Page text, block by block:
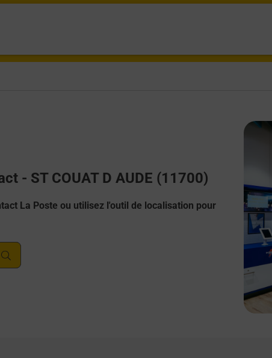
- ST COUAT D AUDE (11700)
La Poste ou utilisez l'outil de localisation pour